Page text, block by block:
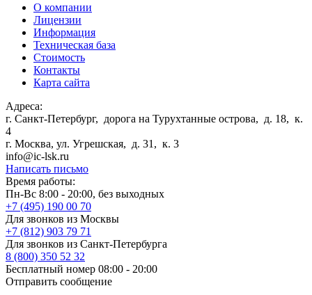
О компании
Лицензии
Информация
Техническая база
Стоимость
Контакты
Карта сайта
Адреса:
г. Санкт-Петербург, дорога на Турухтанные острова, д. 18, к.
4
г. Москва, ул. Угрешская, д. 31, к. 3
info@ic-lsk.ru
Написать письмо
Время работы:
Пн-Вс 8:00 - 20:00, без выходных
+7 (495) 190 00 70
Для звонков из Москвы
+7 (812) 903 79 71
Для звонков из Санкт-Петербурга
8 (800) 350 52 32
Бесплатный номер 08:00 - 20:00
Отправить сообщение